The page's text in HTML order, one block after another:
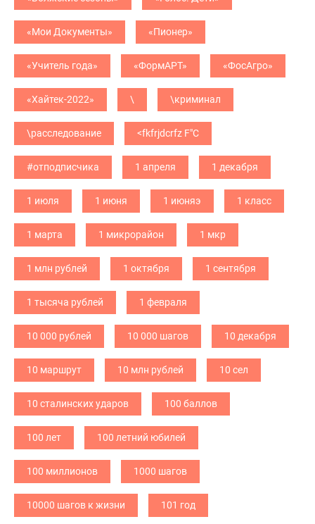
«Мои Документы» «Пионер»
«Учитель года» «ФормАРТ» «ФосАгро»
«Хайтек-2022» \ \криминал
\расследование <fkfrjdcrfz F"C
#отподписчика 1 апреля 1 декабря
1 июля 1 июня 1 июняэ 1 класс
1 марта 1 микрорайон 1 мкр
1 млн рублей 1 октября 1 сентября
1 тысяча рублей 1 февраля
10 000 рублей 10 000 шагов 10 декабря
10 маршрут 10 млн рублей 10 сел
10 сталинских ударов 100 баллов
100 лет 100 летний юбилей
100 миллионов 1000 шагов
10000 шагов к жизни 101 год